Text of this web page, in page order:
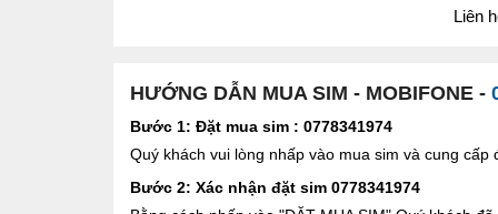
Liên
HƯỚNG DẪN MUA SIM - MOBIFONE -
Bước 1: Đặt mua sim : 0778341974
Quý khách vui lòng nhấp vào mua sim và cung
Bước 2: Xác nhận đặt sim 0778341974